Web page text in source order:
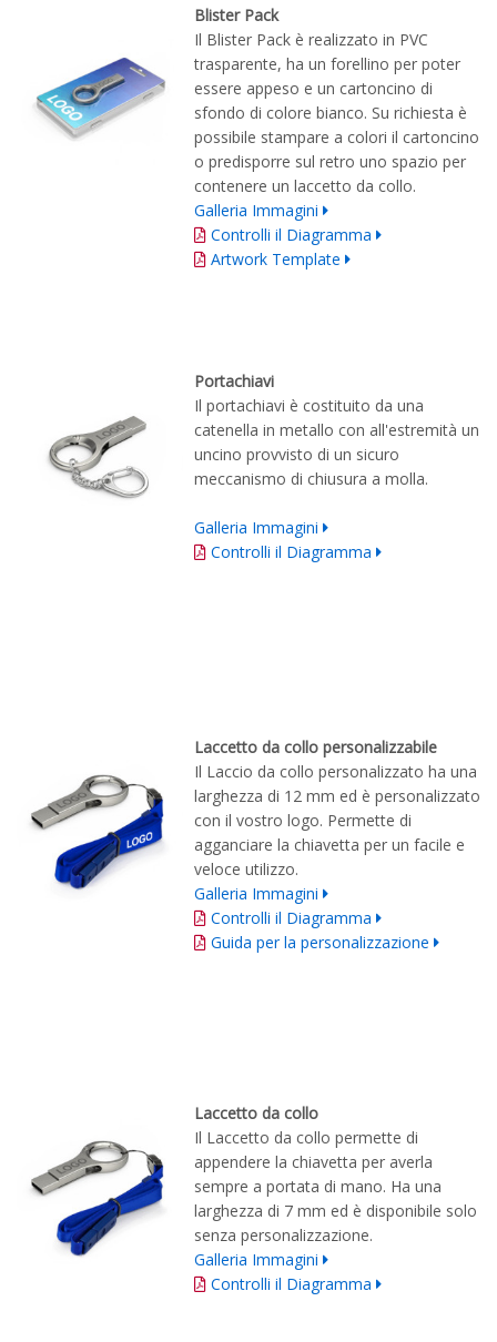
Blister Pack
Il Blister Pack è realizzato in PVC
trasparente, ha un forellino per poter
essere appeso e un cartoncino di
sfondo di colore bianco. Su richiesta è
possibile stampare a colori il cartoncino
o predisporre sul retro uno spazio per
contenere un laccetto da collo.
Galleria Immagini
Controlli il Diagramma
Artwork Template
Portachiavi
Il portachiavi è costituito da una
catenella in metallo con all'estremità un
uncino provvisto di un sicuro
meccanismo di chiusura a molla.
Galleria Immagini
Controlli il Diagramma
Laccetto da collo personalizzabile
Il Laccio da collo personalizzato ha una
larghezza di 12 mm ed è personalizzato
con il vostro logo. Permette di
agganciare la chiavetta per un facile e
veloce utilizzo.
Galleria Immagini
Controlli il Diagramma
Guida per la personalizzazione
Laccetto da collo
Il Laccetto da collo permette di
appendere la chiavetta per averla
sempre a portata di mano. Ha una
larghezza di 7 mm ed è disponibile solo
senza personalizzazione.
Galleria Immagini
Controlli il Diagramma